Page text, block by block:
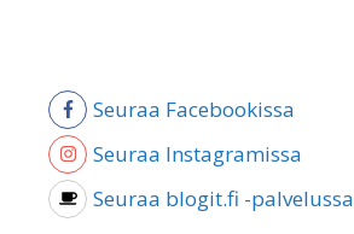
Seuraa Facebookissa
Seuraa Instagramissa
Seuraa blogit.fi -palvelussa